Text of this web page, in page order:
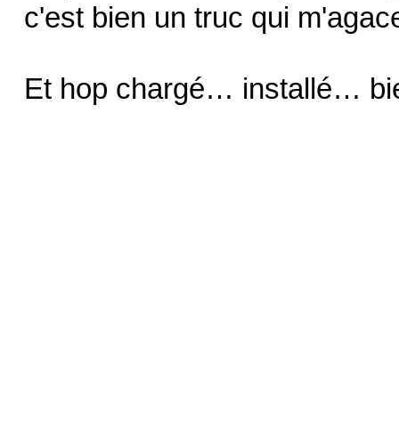
c'est bien un truc qui
Et hop chargé… installé…